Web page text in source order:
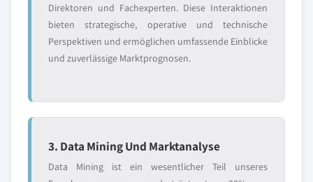
Direktoren und Fachexperten. Diese Interaktionen
bieten strategische, operative und technische
Perspektiven und ermöglichen umfassende Einblicke
und zuverlässige Marktprognosen.
3. Data Mining Und Marktanalyse
Data Mining ist ein wesentlicher Teil unseres